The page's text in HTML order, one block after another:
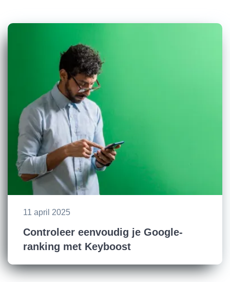
11 april 2025
Controleer eenvoudig je Google-
ranking met Keyboost